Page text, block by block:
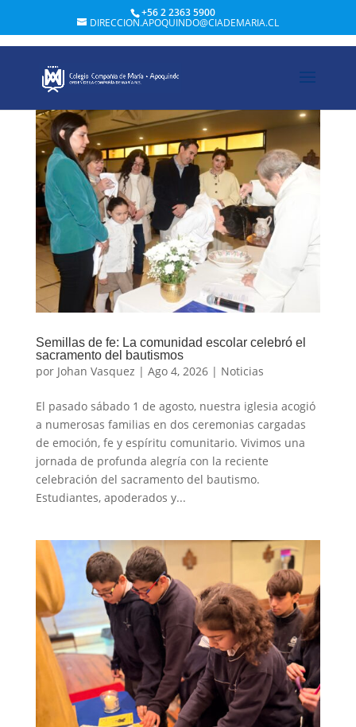
+56 2 2363 5900
DIRECCION.APOQUINDO@CIADEMARIA.CL
Semillas de fe: La comunidad escolar celebró el
sacramento del bautismos
por Johan Vasquez | Ago 4, 2026| Noticias
El pasado sábado 1 de agosto, nuestra iglesia acogió
a numerosas familias en dos ceremonias cargadas
de emoción, fe y espíritu comunitario. Vivimos una
jornada de profunda alegría con la reciente
celebración del sacramento del bautismo.
Estudiantes, apoderados y...